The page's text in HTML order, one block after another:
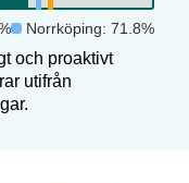
Norrköping: 71.8%
och proaktivt
utifrån